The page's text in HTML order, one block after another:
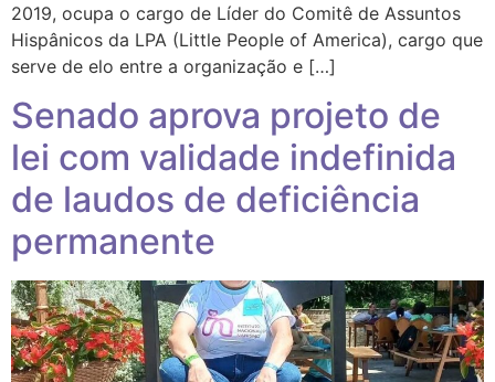
2019, ocupa o cargo de Líder do Comitê de Assuntos
Hispânicos da LPA (Little People of America), cargo que
serve de elo entre a organização e […]
Senado aprova projeto de
lei com validade indefinida
de laudos de deficiência
permanente